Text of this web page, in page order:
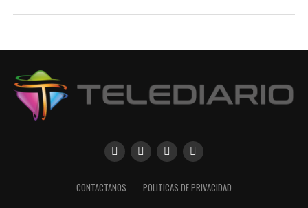
CONTACTANOS POLITICAS DE PRIVACIDAD